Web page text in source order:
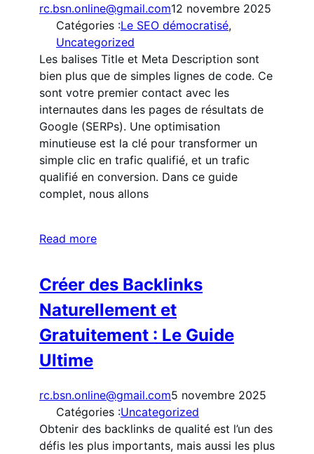
rc.bsn.online@gmail.com12 novembre 2025
Catégories :Le SEO démocratisé
Uncategorized
Les balises Title et Meta Description sont
bien plus que de simples lignes de code. Ce
sont votre premier contact avec les
internautes dans les pages de résultats de
Google (SERPs). Une optimisation
minutieuse est la clé pour transformer un
simple clic en trafic qualifié, et un trafic
qualifié en conversion. Dans ce guide
complet, nous allons
Read more
Créer des Backlinks
Naturellement et
Gratuitement : Le Guide
Ultime
rc.bsn.online@gmail.com5 novembre 2025
Catégories :Uncategorized
Obtenir des backlinks de qualité est l’un des
défis les plus importants, mais aussi les plus